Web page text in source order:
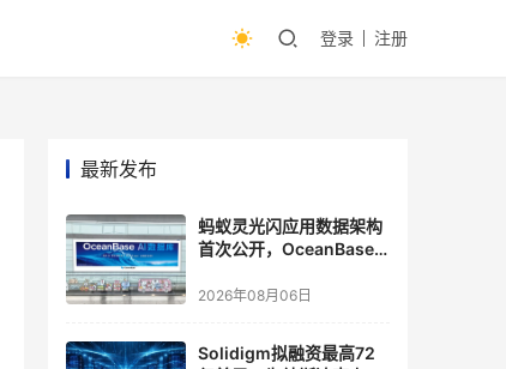
登录 注册
最新发布
蚂蚁灵光闪应用数据架构
首次公开，OceanBase
2026年08月06日
Solidigm拟融资最高72